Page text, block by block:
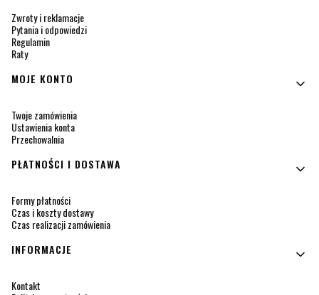
Zwroty i reklamacje
Pytania i odpowiedzi
Regulamin
Raty
MOJE KONTO
Twoje zamówienia
Ustawienia konta
Przechowalnia
PŁATNOŚCI I DOSTAWA
Formy płatności
Czas i koszty dostawy
Czas realizacji zamówienia
INFORMACJE
Kontakt